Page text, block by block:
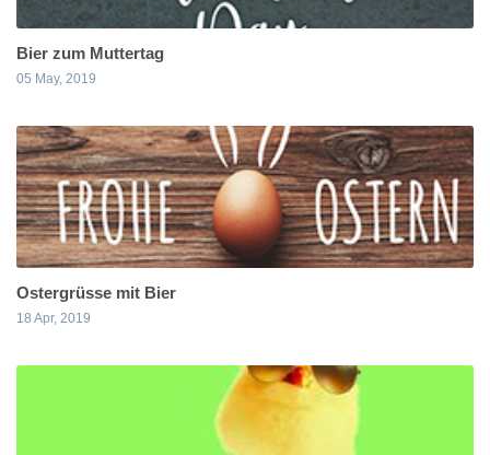
Bier zum Muttertag
05 May, 2019
Ostergrüsse mit Bier
18 Apr, 2019